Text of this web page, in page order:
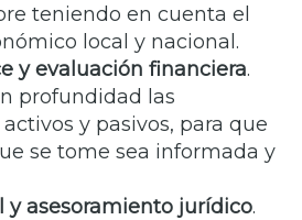
teniendo en cuenta el
local y nacional.
y evaluación financiera.
profundidad las
y pasivos, para que
se tome sea informada y
y asesoramiento jurídico.